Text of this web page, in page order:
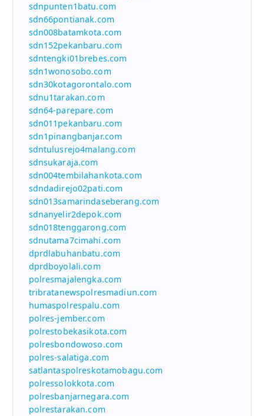
sdnpunten1batu.com
sdn66pontianak.com
sdn008batamkota.com
sdn152pekanbaru.com
sdntengki01brebes.com
sdn1wonosobo.com
sdn30kotagorontalo.com
sdnu1tarakan.com
sdn64-parepare.com
sdn011pekanbaru.com
sdn1pinangbanjar.com
sdntulusrejo4malang.com
sdnsukaraja.com
sdn004tembilahankota.com
sdndadirejo02pati.com
sdn013samarindaseberang.com
sdnanyelir2depok.com
sdn018tenggarong.com
sdnutama7cimahi.com
dprdlabuhanbatu.com
dprdboyolali.com
polresmajalengka.com
tribratanewspolresmadiun.com
humaspolrespalu.com
polres-jember.com
polrestobekasikota.com
polresbondowoso.com
polres-salatiga.com
satlantaspolreskotamobagu.com
polressolokkota.com
polresbanjarnegara.com
polrestarakan.com